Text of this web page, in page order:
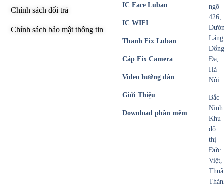
IC Face Luban
IC WIFI
Thanh Fix Luban
Cáp Fix Camera
Video hướng dẫn
Giới Thiệu
Download phần mềm
Chính sách đổi trả
Chính sách bảo mật thông tin
ngõ
426,
Đống
Đa,
Hà
Nội
Bắc
Khu
đô
thị
Đức
Việt,